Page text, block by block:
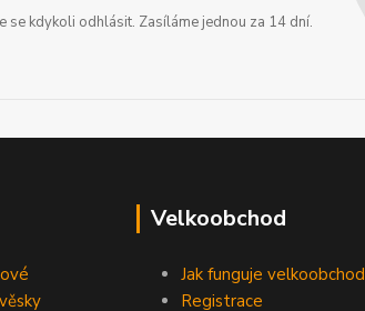
se kdykoli odhlásit. Zasíláme jednou za 14 dní.
Velkoobchod
Jak funguje velkoobchod
Registrace